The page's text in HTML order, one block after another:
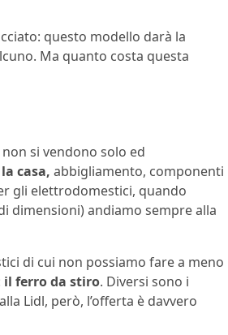
questo modello darà la
Ma quanto costa questa
si vendono solo ed
casa, abbigliamento, componenti
gli elettrodomestici, quando
dimensioni) andiamo sempre alla
di cui non possiamo fare a meno
il ferro da stiro. Diversi sono i
Lidl, però, l’offerta è davvero